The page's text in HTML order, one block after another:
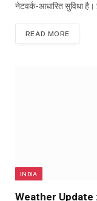
नेटवर्क-आधारित सुविधा
READ MORE
INDIA
Weather Update :